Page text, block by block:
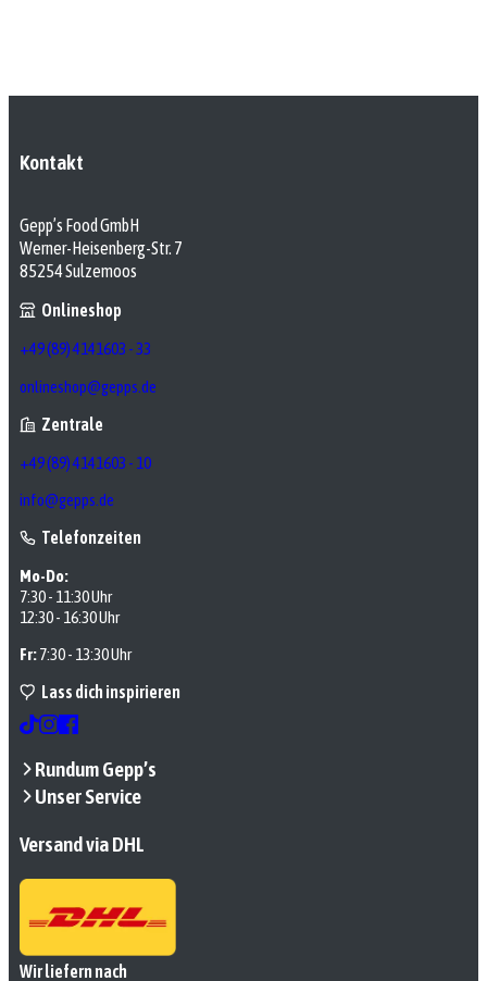
Kontakt
Gepp’s Food GmbH
Werner-Heisenberg-Str. 7
85254 Sulzemoos
Onlineshop
+49 (89) 4141603 - 33
onlineshop@gepps.de
Zentrale
+49 (89) 4141603 - 10
info@gepps.de
Telefonzeiten
Mo-Do:
7:30 - 11:30 Uhr
12:30 - 16:30 Uhr
Fr:7:30 - 13:30 Uhr
Lass dich inspirieren
Rundum Gepp’s
Unser Service
Versand via DHL
Wir liefern nach